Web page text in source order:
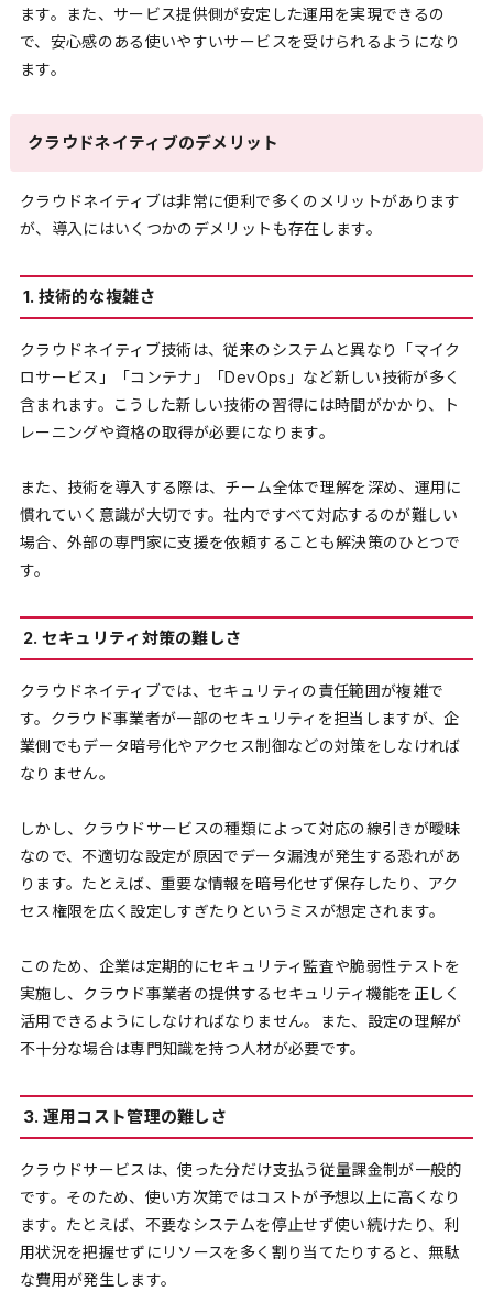
ます。また、サービス提供側が安定した運用を実現できるの
で、安心感のある使いやすいサービスを受けられるようになり
ます。
クラウドネイティブのデメリット
クラウドネイティブは非常に便利で多くのメリットがあります
が、導入にはいくつかのデメリットも存在します。
1. 技術的な複雑さ
クラウドネイティブ技術は、従来のシステムと異なり「マイク
ロサービス」「コンテナ」「DevOps」など新しい技術が多く
含まれます。こうした新しい技術の習得には時間がかかり、ト
レーニングや資格の取得が必要になります。
また、技術を導入する際は、チーム全体で理解を深め、運用に
慣れていく意識が大切です。社内ですべて対応するのが難しい
場合、外部の専門家に支援を依頼することも解決策のひとつで
す。
2. セキュリティ対策の難しさ
クラウドネイティブでは、セキュリティの責任範囲が複雑で
す。クラウド事業者が一部のセキュリティを担当しますが、企
業側でもデータ暗号化やアクセス制御などの対策をしなければ
なりません。
しかし、クラウドサービスの種類によって対応の線引きが曖昧
なので、不適切な設定が原因でデータ漏洩が発生する恐れがあ
ります。たとえば、重要な情報を暗号化せず保存したり、アク
セス権限を広く設定しすぎたりというミスが想定されます。
このため、企業は定期的にセキュリティ監査や脆弱性テストを
実施し、クラウド事業者の提供するセキュリティ機能を正しく
活用できるようにしなければなりません。また、設定の理解が
不十分な場合は専門知識を持つ人材が必要です。
3. 運用コスト管理の難しさ
クラウドサービスは、使った分だけ支払う従量課金制が一般的
です。そのため、使い方次第ではコストが予想以上に高くなり
ます。たとえば、不要なシステムを停止せず使い続けたり、利
用状況を把握せずにリソースを多く割り当てたりすると、無駄
な費用が発生します。